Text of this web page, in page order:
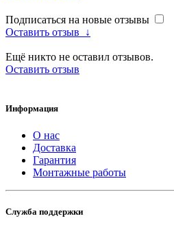
Подписаться на новые отзывы
Оставить отзыв
↓
Ещё никто не оставил отзывов.
Оставить отзыв
Информация
О нас
Доставка
Гарантия
Монтажные работы
Служба поддержки